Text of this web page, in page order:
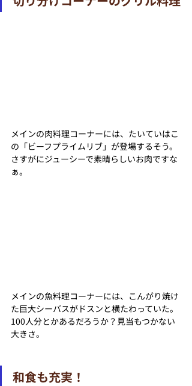
メインの肉料理コーナーには、たいていはこ
の「ビーフプライムリブ」が登場するそう。
さすがにジューシーで素晴らしいお肉ですな
ぁ。
メインの魚料理コーナーには、こんがり焼け
た巨大シーバスがドスンと横たわっていた。
100人分とかあるだろうか？見当もつかない
大きさ。
和食も充実！